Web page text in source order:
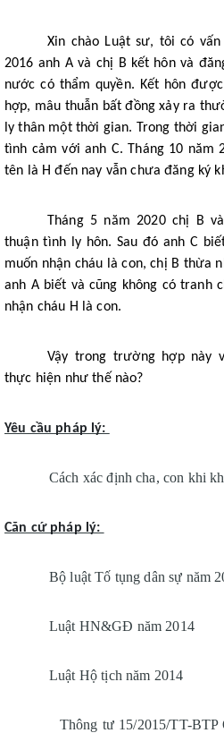
Xin chào Luật sư, tôi có
2016 anh A và chị B kết hôn và
nước có thẩm quyền. Kết hôn
hợp, mâu thuẫn bất đồng xảy ra
ly thân một thời gian. Trong thời
tình cảm với anh C. Tháng 10 năm
tên là H đến nay vẫn chưa đăng ký
Tháng 5 năm 2020 chị B
thuận tình ly hôn. Sau đó anh C
muốn nhận cháu là con, chị B thừa
anh A biết và cũng không có tranh
nhận cháu H là con.
Vậy trong trường hợp này
thực hiện như thế nào?
Yêu cầu pháp lý:
Cách xác định cha, con khi
Căn cứ pháp lý:
Bộ luật Tố tụng dân sự năm
Luật HN&GĐ năm 2014
Luật Hộ tịch năm 2014
Thông tư 15/2015/TT-